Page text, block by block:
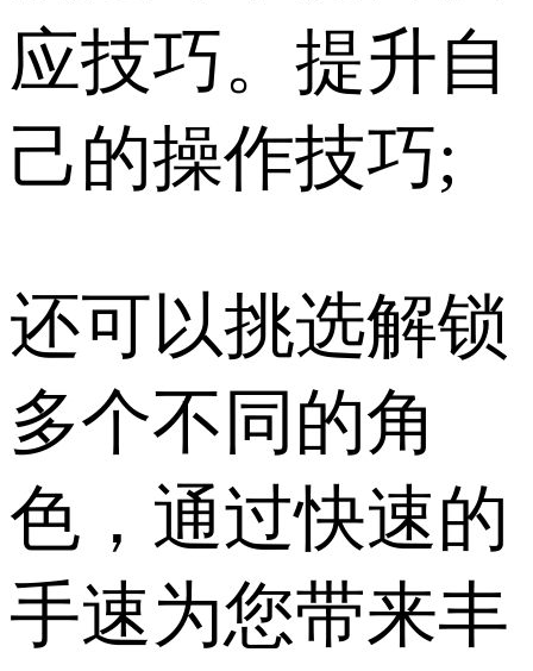
应技巧。提升自
己的操作技巧;
还可以挑选解锁
多个不同的角
色，通过快速的
手速为您带来丰